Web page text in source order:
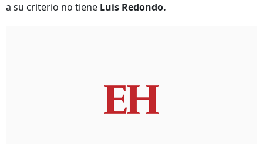
a su criterio no tiene Luis Redondo.